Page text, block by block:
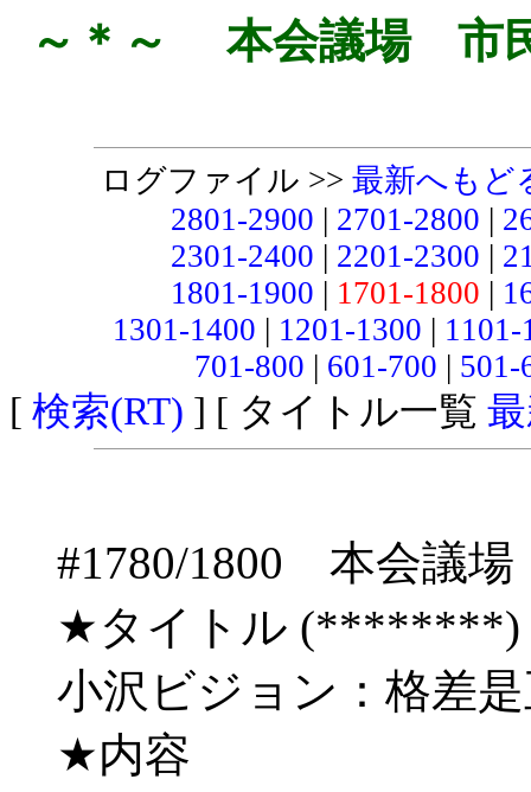
～＊～ 本会議場 市
ログファイル >> 最新へもど
2801-2900 | 2701-2800 |
2301-2400 | 2201-2300 |
1801-1900 | 1701-1800 |
1301-1400 | 1201-1300 |
701-800 | 601-700 |
[ 検索(RT) ] [ タイトル一覧
#1780/1800 本会議
★タイトル (********)
小沢ビジョン：格差
★内容